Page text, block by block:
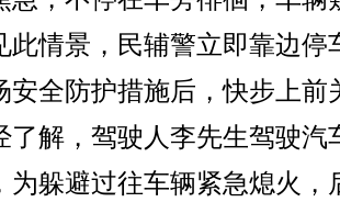
此情景，民辅警立即靠边停
安全防护措施后，快步上前
了解，驾驶人李先生驾驶汽
为躲避过往车辆紧急熄火，